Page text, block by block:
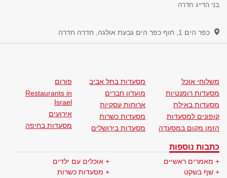
בני הדייג חדרה
כפר הים 1, חוף כפר הים גבעת אולגה, חדרה חדרה
משלוחי אוכל
מסעדות רומנטיות
מסעדות באילת
קופונים למסעדות
הזמן מקום במסעדה
מסעדות בתל אביב
מועדון חברים
ארוחות עסקיות
מסעדות כשרות
מסעדות בירושלים
פורום
Restaurants in
Israel
אירועים
מסעדות בחיפה
כתבות נוספות
מאמרים ראשיים
שף בשקט
אוכלים עם ילדים
מסעדות כשרות